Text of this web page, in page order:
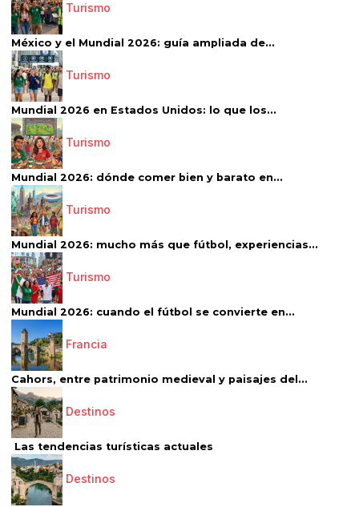
Turismo
México y el Mundial 2026: guía ampliada de...
Turismo
Mundial 2026 en Estados Unidos: lo que los...
Turismo
Mundial 2026: dónde comer bien y barato en...
Turismo
Mundial 2026: mucho más que fútbol, experiencias...
Turismo
Mundial 2026: cuando el fútbol se convierte en...
Francia
Cahors, entre patrimonio medieval y paisajes del...
Destinos
Las tendencias turísticas actuales
Destinos